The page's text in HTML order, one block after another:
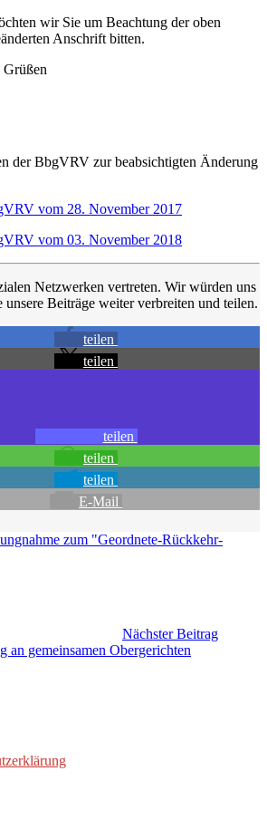
wir Sie um Beachtung der oben
Anschrift bitten.
der BbgVRV zur beabsichtigten Änderung
vom 28. November 2017
vom 03. November 2018
Netzwerken vertreten. Wir würden uns
unsere Beiträge weiter verbreiten und teilen.
teilen
teilen
teilen
teilen
teilen
E-Mail
zum "Geordnete-Rückkehr-
Nächster Beitrag
an gemeinsamen Obergerichten